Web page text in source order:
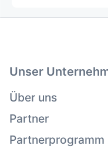
Unser
Über uns
Partner
Partnerprogramm